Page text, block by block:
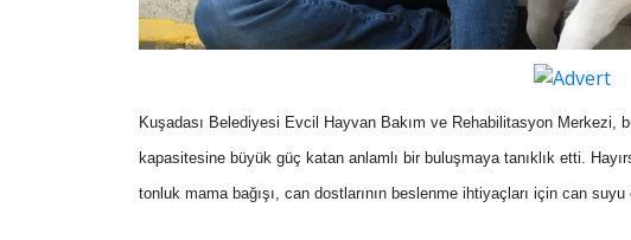
Kuşadası Belediyesi Evcil Hayvan Bakım ve Rehabilitasyon Merkezi,
kapasitesine büyük güç katan anlamlı bir buluşmaya tanıklık etti.
tonluk mama bağışı, can dostlarının beslenme ihtiyaçları için can suyu